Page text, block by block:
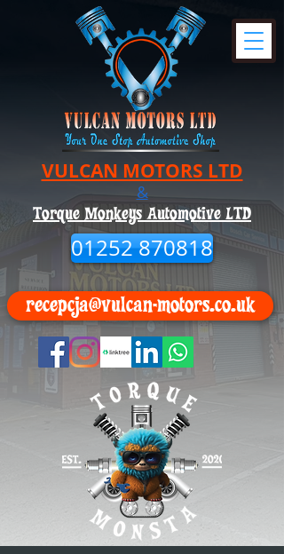
VULCAN MOTORS LTD
&
Torque Monkeys Automotive LTD
01252 870818
recepcja@vulcan-motors.co.uk